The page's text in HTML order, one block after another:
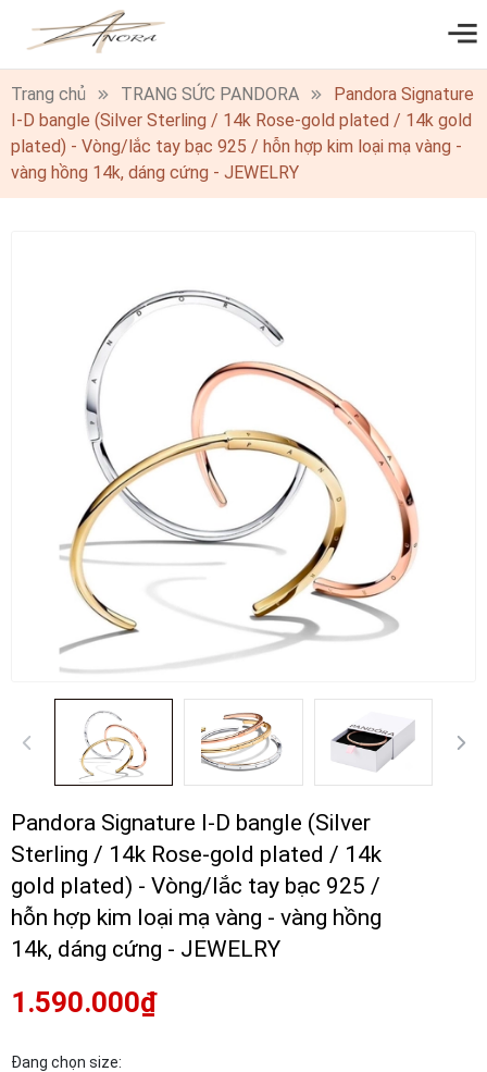
0
Trang chủ TRANG SỨC PANDORA
Pandora Signature
I-D bangle (Silver Sterling / 14k Rose-gold plated / 14k gold
plated) - Vòng/lắc tay bạc 925 / hỗn hợp kim loại mạ vàng -
vàng hồng 14k, dáng cứng - JEWELRY
Pandora Signature I-D bangle (Silver
Sterling / 14k Rose-gold plated / 14k
gold plated) - Vòng/lắc tay bạc 925 /
hỗn hợp kim loại mạ vàng - vàng hồng
14k, dáng cứng - JEWELRY
1.590.000₫
Đang chọn size: